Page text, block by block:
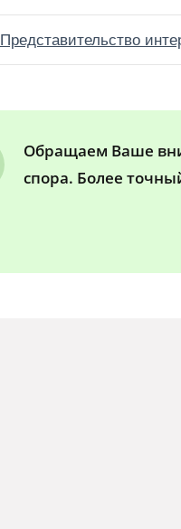
Представительство
Обращаем Ваше
спора. Более